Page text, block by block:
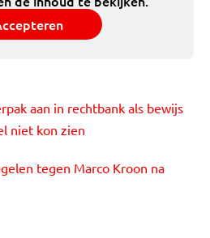
aan in rechtbank als bewijs
niet kon zien
tegen Marco Kroon na